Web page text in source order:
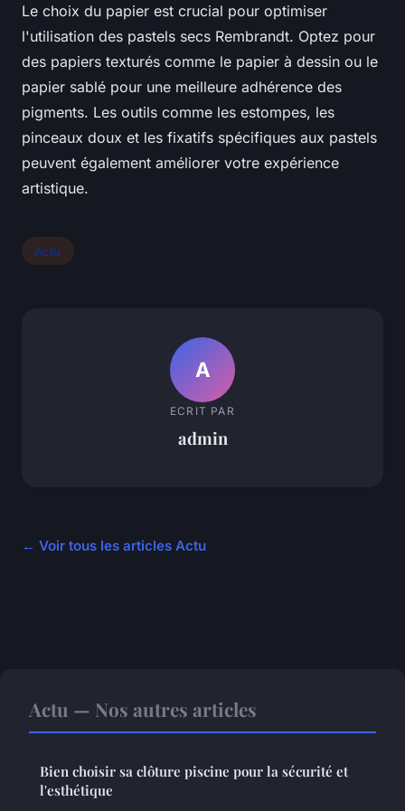
Le choix du papier est crucial pour optimiser
l'utilisation des pastels secs Rembrandt. Optez pour
des papiers texturés comme le papier à dessin ou le
papier sablé pour une meilleure adhérence des
pigments. Les outils comme les estompes, les
pinceaux doux et les fixatifs spécifiques aux pastels
peuvent également améliorer votre expérience
artistique.
Actu
A
ECRIT PAR
admin
← Voir tous les articles Actu
Actu — Nos autres articles
Bien choisir sa clôture piscine pour la sécurité et
l'esthétique